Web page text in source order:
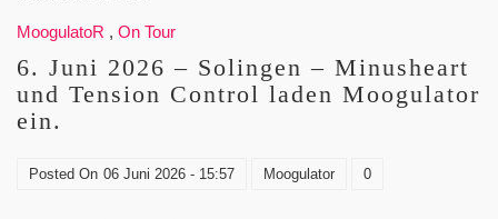
MoogulatoR , On Tour
6. Juni 2026 – Solingen – Minusheart
und Tension Control laden Moogulator
ein.
Posted On 06 Juni 2026 - 15:57 Moogulator 0